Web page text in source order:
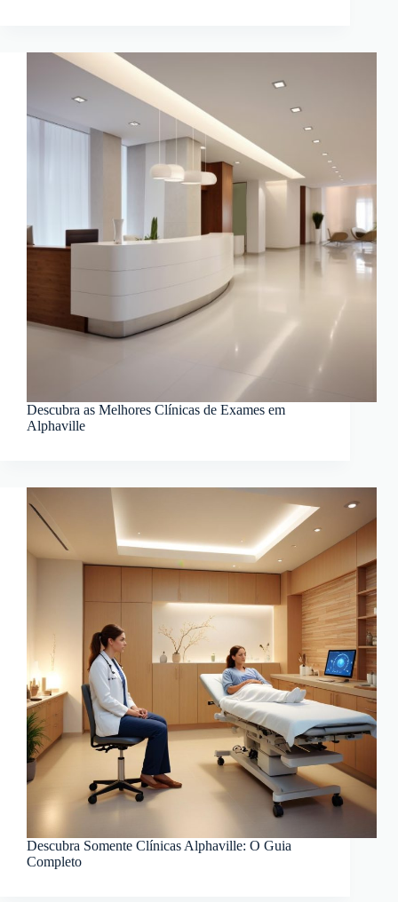
Descubra as Melhores Clínicas de Exames em
Alphaville
Descubra Somente Clínicas Alphaville: O Guia
Completo